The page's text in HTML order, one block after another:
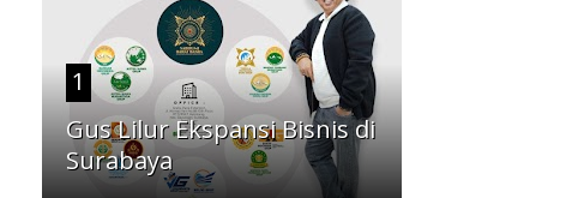
1
Gus Lilur Ekspansi Bisnis di
Surabaya